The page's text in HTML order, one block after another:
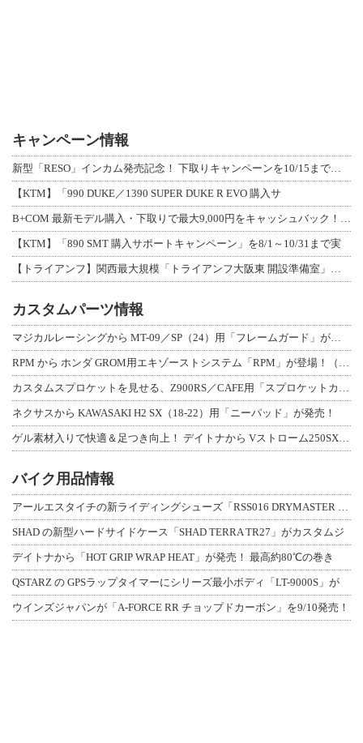
キャンペーン情報
新型「RESO」インカム発売記念！ 下取りキャンペーンを10/15まで延長して開
【KTM】「990 DUKE／1390 SUPER DUKE R EVO 購入サ
B+COM 最新モデル購入・下取りで最大9,000円をキャッシュバック！「B+F
【KTM】「890 SMT 購入サポートキャンペーン」を8/1～10/31まで実
【トライアンフ】関西最大規模「トライアンフ大阪東 開設準備室」がオープン！ 限定
カスタムパーツ情報
マジカルレーシングから MT-09／SP（24）用「フレームガード」が登場！
RPM から ホンダ GROM用エキゾーストシステム「RPM」が登場！（動画あり
カスタムスプロケットを見せる、Z900RS／CAFE用「スプロケットカバーフルキ
ネクサスから KAWASAKI H2 SX（18-22）用「ニーパッド」が発売！
ゲル素材入りで快適＆足つき向上！ デイトナから Vストローム250SX用「快適ロ
バイク用品情報
アールエスタイチの新ライディングシューズ「RSS016 DRYMASTER スト
SHAD の新型ハードサイドケース「SHAD TERRA TR27」がカスタムジ
デイトナから「HOT GRIP WRAP HEAT」が発売！ 最高約80℃の巻き
QSTARZ の GPSラップタイマーにシリーズ最小ボディ「LT-9000S」が
ウインズジャパンが「A-FORCE RR チョップドカーボン」を9/10発売！